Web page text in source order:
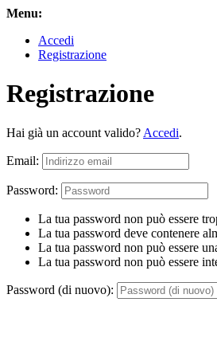
Menu:
Accedi
Registrazione
Registrazione
Hai già un account valido? Accedi.
Email:
Password:
La tua password non può essere
La tua password deve contenere
La tua password non può essere
La tua password non può essere
Password (di nuovo):